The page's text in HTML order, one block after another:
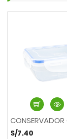
CONSERVADOR
S/7.40